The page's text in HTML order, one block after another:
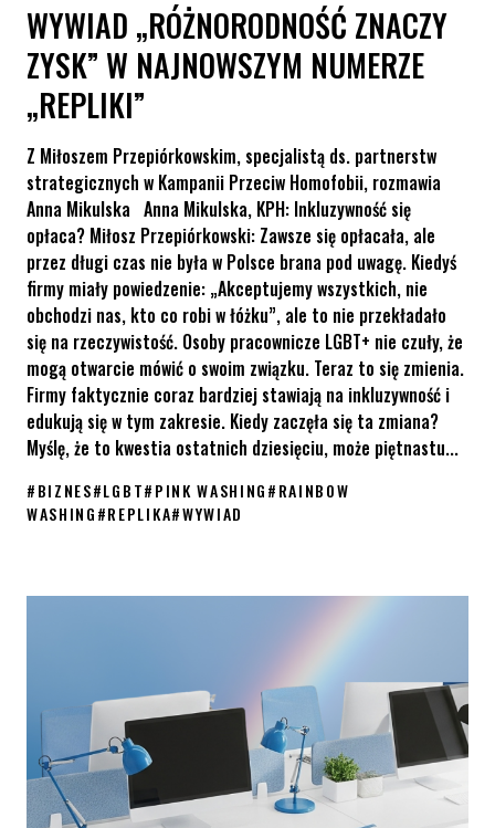
WYWIAD „RÓŻNORODNOŚĆ ZNACZY
ZYSK” W NAJNOWSZYM NUMERZE
„REPLIKI”
Z Miłoszem Przepiórkowskim, specjalistą ds. partnerstw
strategicznych w Kampanii Przeciw Homofobii, rozmawia
Anna Mikulska Anna Mikulska, KPH: Inkluzywność się
opłaca? Miłosz Przepiórkowski: Zawsze się opłacała, ale
przez długi czas nie była w Polsce brana pod uwagę. Kiedyś
firmy miały powiedzenie: „Akceptujemy wszystkich, nie
obchodzi nas, kto co robi w łóżku”, ale to nie przekładało
się na rzeczywistość. Osoby pracownicze LGBT+ nie czuły, że
mogą otwarcie mówić o swoim związku. Teraz to się zmienia.
Firmy faktycznie coraz bardziej stawiają na inkluzywność i
edukują się w tym zakresie. Kiedy zaczęła się ta zmiana?
Myślę, że to kwestia ostatnich dziesięciu, może piętnastu...
#BIZNES#LGBT#PINK WASHING#RAINBOW
WASHING#REPLIKA#WYWIAD